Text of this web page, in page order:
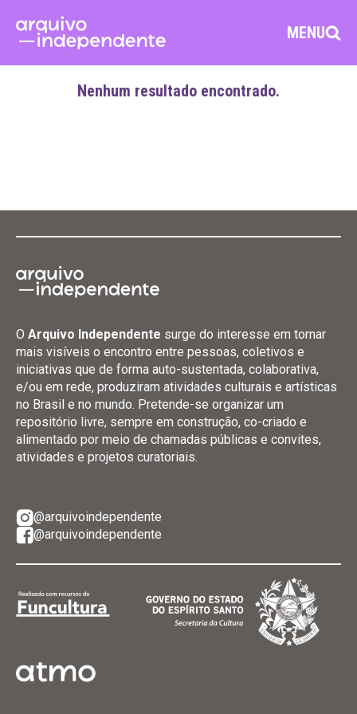
MENU
Nenhum resultado encontrado.
O Arquivo Independente surge do interesse em tornar
mais visíveis o encontro entre pessoas, coletivos e
iniciativas que de forma auto-sustentada, colaborativa,
e/ou em rede, produziram atividades culturais e artísticas
no Brasil e no mundo. Pretende-se organizar um
repositório livre, sempre em construção, co-criado e
alimentado por meio de chamadas públicas e convites,
atividades e projetos curatoriais.
@arquivoindependente
@arquivoindependente